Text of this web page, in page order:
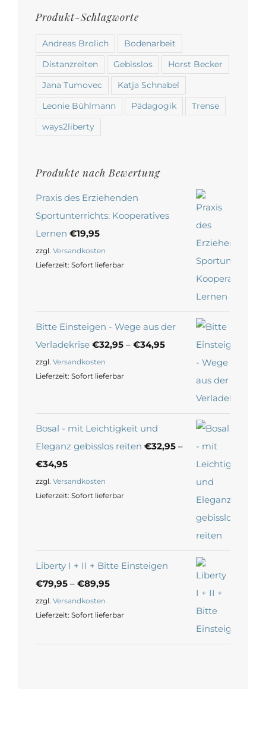
Produkt-Schlagworte
Andreas Brolich Bodenarbeit
Distanzreiten Gebisslos Horst Becker
Jana Tumovec Katja Schnabel
Leonie Bühlmann Pädagogik Trense
ways2liberty
Produkte nach Bewertung
Praxis des Erziehenden
Sportunterrichts: Kooperatives
Lernen €19,95
zzgl. Versandkosten
Lieferzeit: Sofort lieferbar
Bitte Einsteigen - Wege aus der
Verladekrise €32,95 – €34,95
zzgl. Versandkosten
Lieferzeit: Sofort lieferbar
Bosal - mit Leichtigkeit und
Eleganz gebisslos reiten €32,95 –
€34,95
zzgl. Versandkosten
Lieferzeit: Sofort lieferbar
Liberty I + II + Bitte Einsteigen
€79,95 – €89,95
zzgl. Versandkosten
Lieferzeit: Sofort lieferbar